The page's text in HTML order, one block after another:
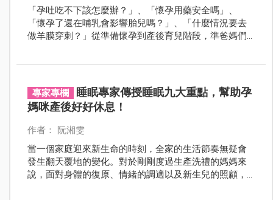
「孕吐吃不下該怎麼辦？」、「懷孕用藥安全嗎」、
「懷孕了還在哺乳會影響胎兒嗎？」、「什麼情況要去
做羊膜穿刺？」從準備懷孕到產後育兒階段，準爸媽們
專家專欄
睡眠專家傳授睡眠九大重點，幫助孕
媽咪產後好好休息！
作者： 阮湘雯
當一個家庭迎來新生命的時刻，全家的生活節奏無疑會
發生翻天覆地的變化。對於剛剛度過生產洗禮的媽媽來
說，面對身體的復原、情緒的調適以及新生兒的照顧，